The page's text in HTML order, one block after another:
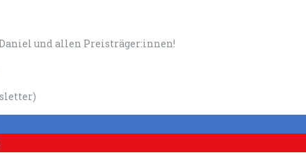
und allen Preisträger:innen!